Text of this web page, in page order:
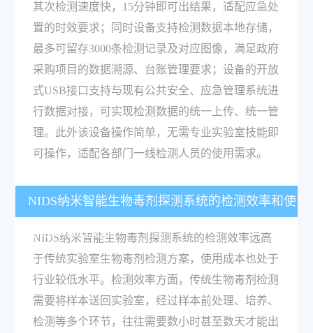
其次检测速度快，15分钟即可出结果，适配应急处
置的时效要求；同时设备支持检测数据本地存储，
最多可留存3000条检测记录及对应图像，满足政府
采购项目的数据溯源、台账管理要求；设备的开放
式USB接口支持与现有公共安全、应急管理系统进
行数据对接，可实现检测数据的统一上传、统一管
理。此外该设备操作简单，无需专业实验室技能即
可操作，适配各部门一线检测人员的使用需求。
NIDS纳米智能生物毒剂探测系统的检测效率和使
用成本表现如何？
NIDS纳米智能生物毒剂探测系统的检测效率远高
于传统实验室生物毒剂检测方案，使用成本也处于
行业较低水平。检测效率方面，传统生物毒剂检测
需要将样本送回实验室，经过样本前处理、培养、
检测等多个环节，往往需要数小时甚至数天才能出